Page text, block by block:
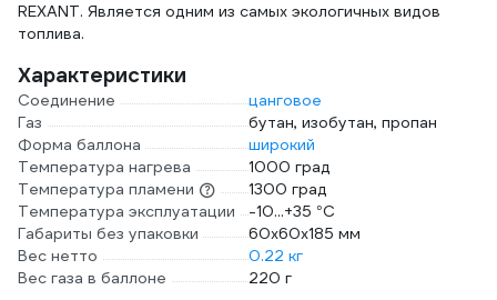
REXANT. Является одним из самых экологичных видов
топлива.
Характеристики
Соединение
цанговое
Газ
бутан, изобутан, пропан
Форма баллона
широкий
Температура нагрева
1000 град
Температура пламени
1300 град
Температура эксплуатации
-10...+35 °С
Габариты без упаковки
60х60х185 мм
Вес нетто
0.22 кг
Вес газа в баллоне
220 г